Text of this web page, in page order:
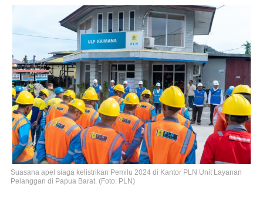
Suasana apel siaga kelistrikan Pemilu 2024 di Kantor PLN Unit Layanan
Pelanggan di Papua Barat. (Foto: PLN)